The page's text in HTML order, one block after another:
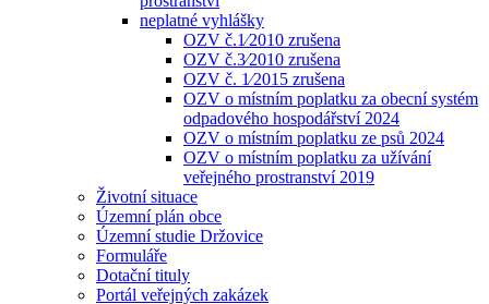
neplatné vyhlášky
OZV č.1⁄2010 zrušena
OZV č.3⁄2010 zrušena
OZV č. 1⁄2015 zrušena
OZV o místním poplatku za obecní systém
odpadového hospodářství 2024
OZV o místním poplatku ze psů 2024
OZV o místním poplatku za užívání
veřejného prostranství 2019
Životní situace
Územní plán obce
Územní studie Držovice
Formuláře
Dotační tituly
Portál veřejných zakázek